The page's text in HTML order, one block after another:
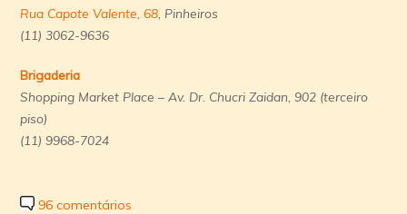
Rua Capote Valente, 68 , Pinheiros
(11) 3062-9636
Brigaderia
Shopping Market Place –Av. Dr. Chucri Zaidan, 902 (terceiro
piso)
(11)9968-7024
96 comentários